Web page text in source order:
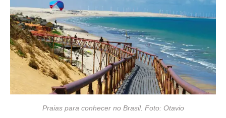
Praias para conhecer no Brasil. Foto: Otavio